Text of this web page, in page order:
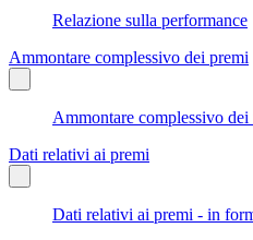
Relazione sulla performance
Ammontare complessivo dei premi
Ammontare complessivo
Dati relativi ai premi
Dati relativi ai premi - in